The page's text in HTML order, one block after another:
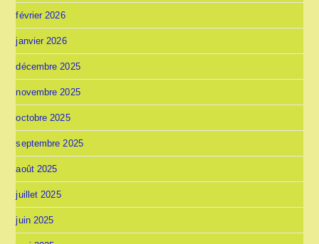
février 2026
janvier 2026
décembre 2025
novembre 2025
octobre 2025
septembre 2025
août 2025
juillet 2025
juin 2025